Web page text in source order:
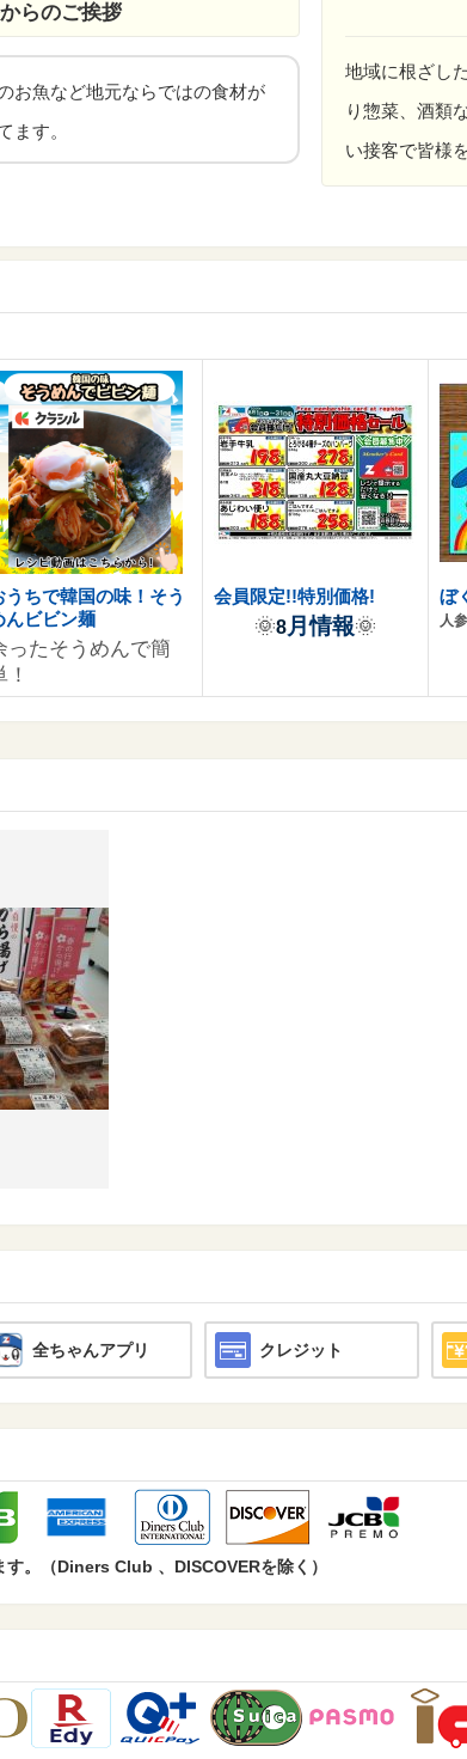
らのご挨拶
お魚など地元ならではの食材が
ます。
地域に根ざし
り惣菜、酒類
い接客で皆様
うちで韓国の味！そう
んビビン麺
ったそうめんで簡
！
会員限定!!特別価格!
🌞8月情報🌞
ぼ
人
全ちゃんアプリ クレジット
。（Diners Club 、DISCOVERを除く）